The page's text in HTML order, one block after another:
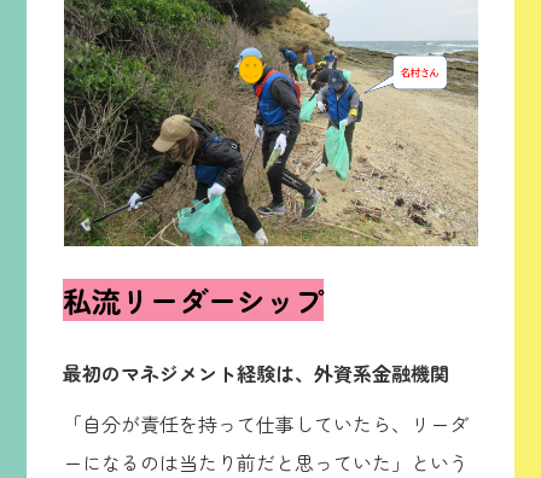
私流リーダーシップ
最初のマネジメント経験は、外資系金融機関
「自分が責任を持って仕事していたら、リーダ
ーになるのは当たり前だと思っていた」という